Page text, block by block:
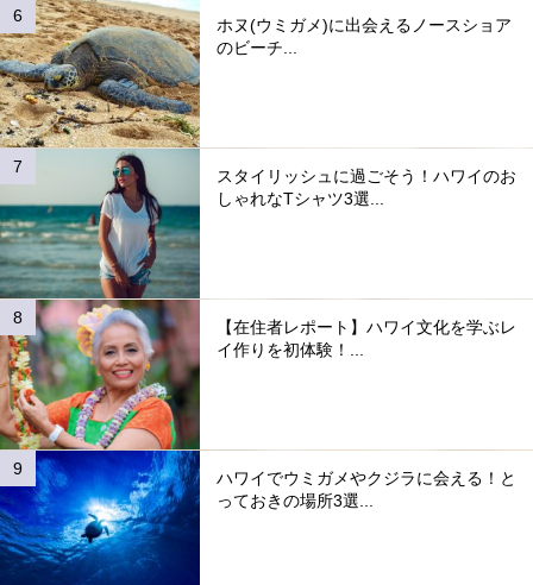
ホヌ(ウミガメ)に出会えるノースショア
のビーチ...
スタイリッシュに過ごそう！ハワイのお
しゃれなTシャツ3選...
【在住者レポート】ハワイ文化を学ぶレ
イ作りを初体験！...
ハワイでウミガメやクジラに会える！と
っておきの場所3選...